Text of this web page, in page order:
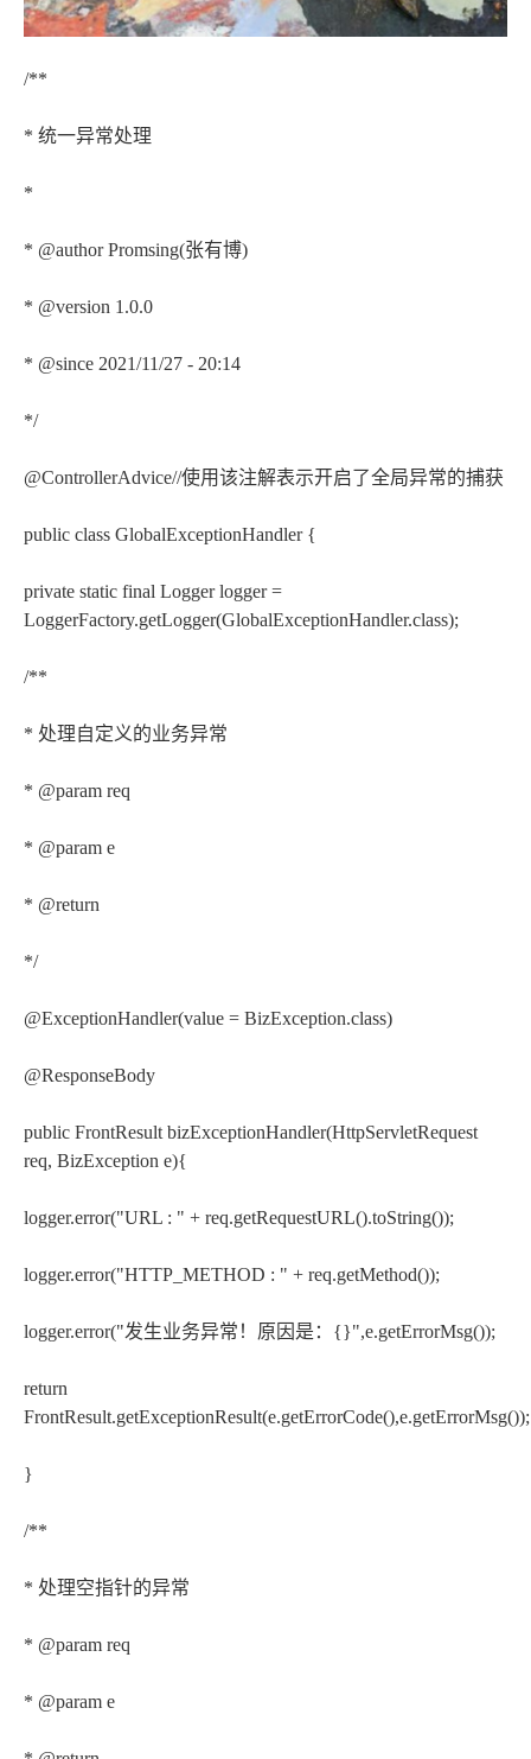
/**
* 统一异常处理
*
* @author Promsing(张有博)
* @version 1.0.0
* @since 2021/11/27 - 20:14
*/
@ControllerAdvice//使用该注解表示开启了全局异常的捕获
public class GlobalExceptionHandler {
private static final Logger logger =
LoggerFactory.getLogger(GlobalExceptionHandler.class);
/**
* 处理自定义的业务异常
* @param req
* @param e
* @return
*/
@ExceptionHandler(value = BizException.class)
@ResponseBody
public FrontResult bizExceptionHandler(HttpServletRequest
req, BizException e){
logger.error("URL : " + req.getRequestURL().toString());
logger.error("HTTP_METHOD : " + req.getMethod());
logger.error("发生业务异常！原因是：{}",e.getErrorMsg());
return
FrontResult.getExceptionResult(e.getErrorCode(),e.getErrorMsg());
}
/**
* 处理空指针的异常
* @param req
* @param e